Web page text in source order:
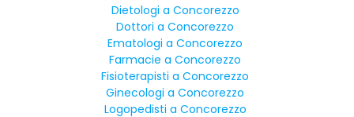
Dietologi a Concorezzo
Dottori a Concorezzo
Ematologi a Concorezzo
Farmacie a Concorezzo
Fisioterapisti a Concorezzo
Ginecologi a Concorezzo
Logopedisti a Concorezzo